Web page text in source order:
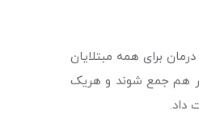
برای همه مبتلایان
دور هم جمع شوند و هریک